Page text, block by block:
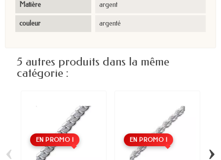
Matière argent
couleur argenté
5 autres produits dans la même
catégorie :
EN PROMO ! EN PROMO !
‹ ›